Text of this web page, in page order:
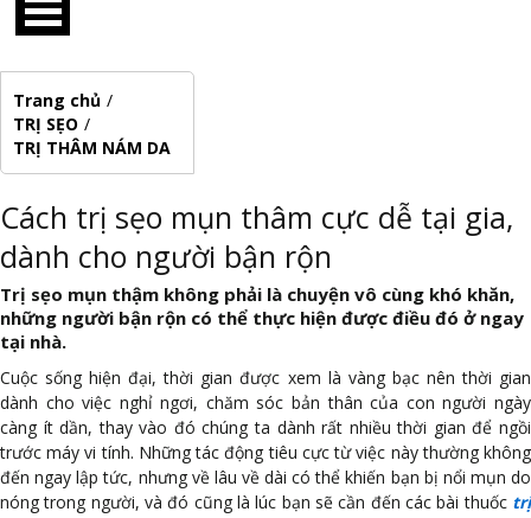
Trang chủ /
TRỊ SẸO /
TRỊ THÂM NÁM DA
Cách trị sẹo mụn thâm cực dễ tại gia,
dành cho người bận rộn
Trị sẹo mụn thậm không phải là chuyện vô cùng khó khăn,
những người bận rộn có thể thực hiện được điều đó ở ngay
tại nhà.
Cuộc sống hiện đại, thời gian được xem là vàng bạc nên thời gian
dành cho việc nghỉ ngơi, chăm sóc bản thân của con người ngày
càng ít dần, thay vào đó chúng ta dành rất nhiều thời gian để ngồi
trước máy vi tính. Những tác động tiêu cực từ việc này thường không
đến ngay lập tức, nhưng về lâu về dài có thể khiến bạn bị nổi mụn do
nóng trong người, và đó cũng là lúc bạn sẽ cần đến các bài thuốc trị